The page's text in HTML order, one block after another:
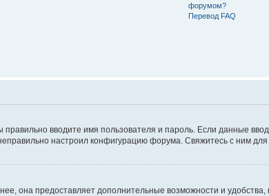
форумом?
Перевод FAQ
правильно вводите имя пользователя и пароль. Если данные
настроил конфигурацию форума. Свяжитесь с ним
она предоставляет дополнительные возможности и